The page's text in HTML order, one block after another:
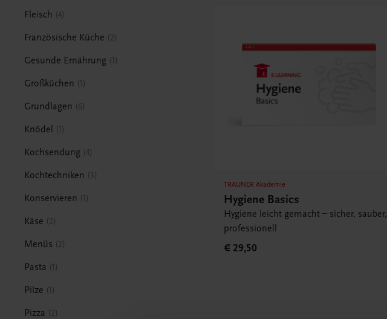
Fleisch 4
Französische Küche 2
Gesunde Ernährung 1
Großküchen 1
Grundlagen 6
Knödel 1
Kochsendung 4
Kochtechniken 3
Konservieren 1
Käse 2
Menüs 2
Pasta 1
Pilze 1
Pizza 2
TRAUNER Akademie
Hygiene Basics
Hygiene leicht gemacht – sicher, sauber,
professionell
€ 29,50